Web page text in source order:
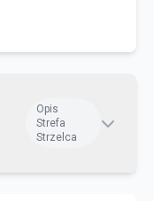
Opis
Strefa
Strzelca